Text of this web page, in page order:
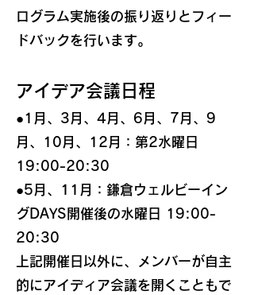
ログラム実施後の振り返りとフィー
ドバックを行います。
アイデア会議日程
●1月、3月、4月、6月、7月、9
月、10月、12月：第2水曜日
19:00-20:30
●5月、11月：鎌倉ウェルビーイン
グDAYS開催後の水曜日 19:00-
20:30
上記開催日以外に、メンバーが自主
的にアイディア会議を開くこともで